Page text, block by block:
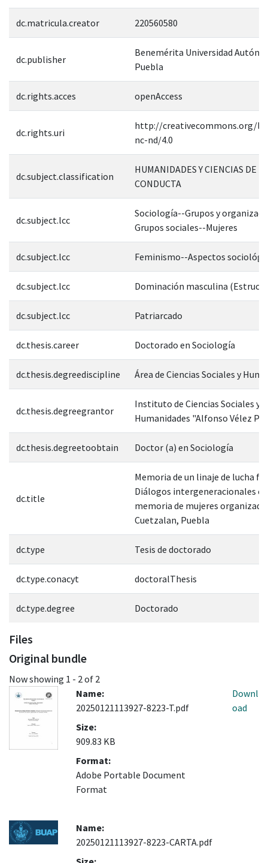
dc.matricula.creator 220560580
dc.publisher
Benemérita Universidad
Puebla
dc.rights.acces openAccess
dc.rights.uri
http://creativecommons.org/
nc-nd/4.0
dc.subject.classification
HUMANIDADES Y CIENCIAS DE LA
CONDUCTA
dc.subject.lcc
Sociología--Grupos y
Grupos sociales--Mujeres
dc.subject.lcc Feminismo--Aspectos
dc.subject.lcc Dominación masculina
dc.subject.lcc Patriarcado
dc.thesis.career Doctorado en Sociología
dc.thesis.degreediscipline Área de Ciencias Sociales y
dc.thesis.degreegrantor
Instituto de Ciencias Sociales y
Humanidades "Alfonso Vélez
dc.thesis.degreetoobtain Doctor (a) en Sociología
dc.title
Memoria de un linaje de lucha
Diálogos intergeneracionales
memoria de mujeres
Cuetzalan, Puebla
dc.type Tesis de doctorado
dc.type.conacyt doctoralThesis
dc.type.degree Doctorado
Files
Original bundle
Now showing 1 - 2 of 2
Name:
20250121113927-8223-T.pdf
Size:
909.83 KB
Format:
Adobe Portable Document
Format
Downl
oad
Name:
20250121113927-8223-CARTA.pdf